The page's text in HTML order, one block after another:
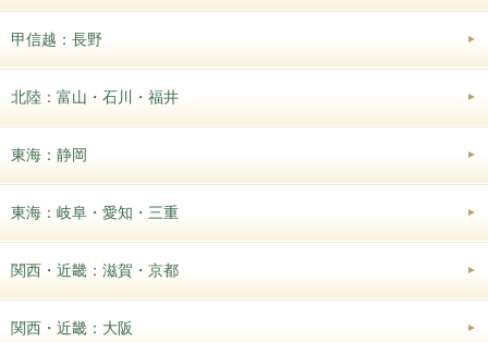
甲信越：長野
北陸：富山・石川・福井
東海：静岡
東海：岐阜・愛知・三重
関西・近畿：滋賀・京都
関西・近畿：大阪